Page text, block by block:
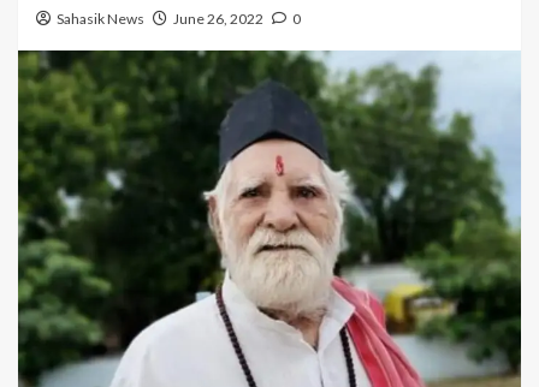
Sahasik News June 26, 2022 0